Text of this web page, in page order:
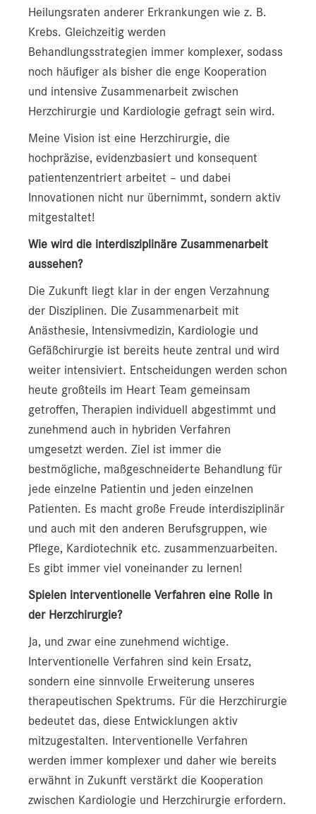
Heilungsraten anderer Erkrankungen wie z. B.
Krebs. Gleichzeitig werden
Behandlungsstrategien immer komplexer, sodass
noch häufiger als bisher die enge Kooperation
und intensive Zusammenarbeit zwischen
Herzchirurgie und Kardiologie gefragt sein wird.
Meine Vision ist eine Herzchirurgie, die
hochpräzise, evidenzbasiert und konsequent
patientenzentriert arbeitet – und dabei
Innovationen nicht nur übernimmt, sondern aktiv
mitgestaltet!
Wie wird die interdisziplinäre Zusammenarbeit
aussehen?
Die Zukunft liegt klar in der engen Verzahnung
der Disziplinen. Die Zusammenarbeit mit
Anästhesie, Intensivmedizin, Kardiologie und
Gefäßchirurgie ist bereits heute zentral und wird
weiter intensiviert. Entscheidungen werden schon
heute großteils im Heart Team gemeinsam
getroffen, Therapien individuell abgestimmt und
zunehmend auch in hybriden Verfahren
umgesetzt werden. Ziel ist immer die
bestmögliche, maßgeschneiderte Behandlung für
jede einzelne Patientin und jeden einzelnen
Patienten. Es macht große Freude interdisziplinär
und auch mit den anderen Berufsgruppen, wie
Pflege, Kardiotechnik etc. zusammenzuarbeiten.
Es gibt immer viel voneinander zu lernen!
Spielen interventionelle Verfahren eine Rolle in
der Herzchirurgie?
Ja, und zwar eine zunehmend wichtige.
Interventionelle Verfahren sind kein Ersatz,
sondern eine sinnvolle Erweiterung unseres
therapeutischen Spektrums. Für die Herzchirurgie
bedeutet das, diese Entwicklungen aktiv
mitzugestalten. Interventionelle Verfahren
werden immer komplexer und daher wie bereits
erwähnt in Zukunft verstärkt die Kooperation
zwischen Kardiologie und Herzchirurgie erfordern.